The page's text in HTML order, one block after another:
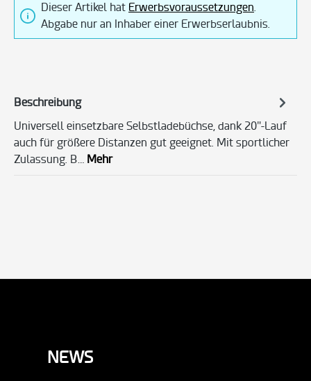
Dieser Artikel hat Erwerbsvoraussetzungen.
Abgabe nur an Inhaber einer Erwerbserlaubnis.
Beschreibung
Universell einsetzbare Selbstladebüchse, dank 20″-Lauf
auch für größere Distanzen gut geeignet. Mit sportlicher
Zulassung. B… Mehr
NEWS